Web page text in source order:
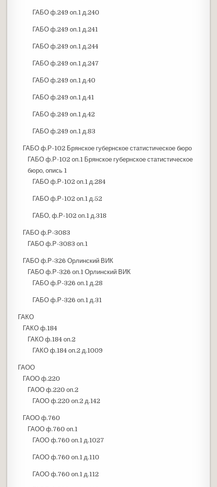
ГАБО ф.249 оп.1 д.240
ГАБО ф.249 оп.1 д.241
ГАБО ф.249 оп.1 д.244
ГАБО ф.249 оп.1 д.247
ГАБО ф.249 оп.1 д.40
ГАБО ф.249 оп.1 д.41
ГАБО ф.249 оп.1 д.42
ГАБО ф.249 оп.1 д.83
ГАБО ф.Р-102 Брянское губернское статистическое бюро
ГАБО ф.Р-102 оп.1 Брянское губернское статистическое
бюро, опись 1
ГАБО ф.Р-102 оп.1 д.284
ГАБО ф.Р-102 оп.1 д.52
ГАБО, ф.Р-102 оп.1 д.318
ГАБО ф.Р-3083
ГАБО ф.Р-3083 оп.1
ГАБО ф.Р-326 Орлинский ВИК
ГАБО ф.Р-326 оп.1 Орлинский ВИК
ГАБО ф.Р-326 оп.1 д.28
ГАБО ф.Р-326 оп.1 д.31
ГАКО
ГАКО ф.184
ГАКО ф.184 оп.2
ГАКО ф.184 оп.2 д.1009
ГАОО
ГАОО ф.220
ГАОО ф.220 оп.2
ГАОО ф.220 оп.2 д.142
ГАОО ф.760
ГАОО ф.760 оп.1
ГАОО ф.760 оп.1 д.1027
ГАОО ф.760 оп.1 д.110
ГАОО ф.760 оп.1 д.112